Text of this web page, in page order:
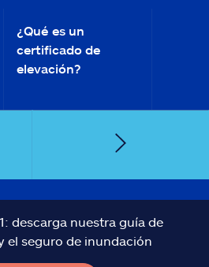
¿Qué es un
certificado de
elevación?
descarga nuestra guía de
el seguro de inundación